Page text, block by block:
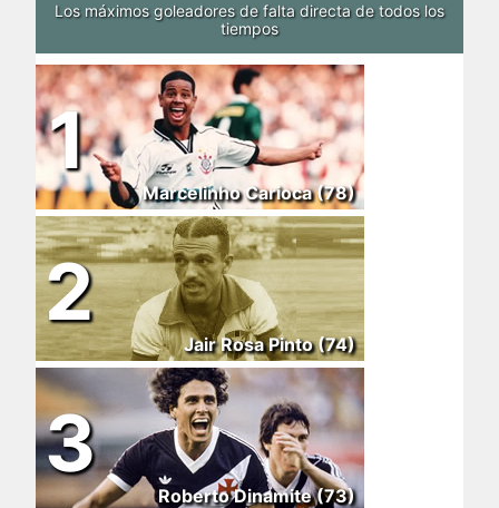
Los máximos goleadores de falta directa de todos los
tiempos
1
Marcelinho Carioca (78)
2
Jair Rosa Pinto (74)
3
Roberto Dinamite (73)